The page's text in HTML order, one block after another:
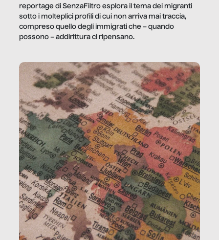
reportage di SenzaFiltro esplora il tema dei migranti
sotto i molteplici profili di cui non arriva mai traccia,
compreso quello degli immigrati che – quando
possono – addirittura ci ripensano.